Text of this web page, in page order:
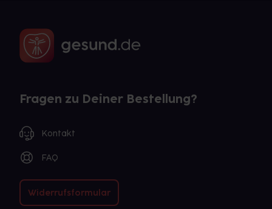
Fragen zu Deiner Bestellung?
Kontakt
FAQ
Widerrufsformular